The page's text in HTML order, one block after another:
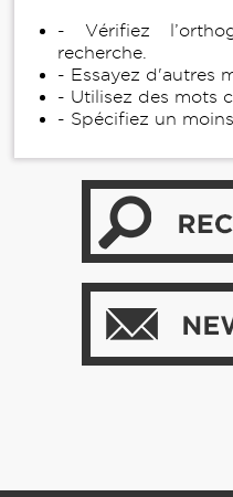
- Vérifiez
recherche.
- Essayez d'autres
- Utilisez des mots
- Spécifiez un